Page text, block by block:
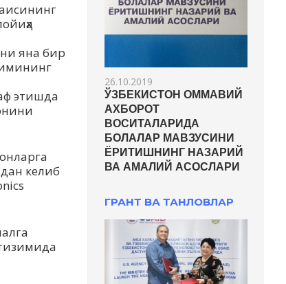
яна бир
этишда
келиб
26.10.2019
ЎЗБЕКИСТОН ОММАВИЙ
АХБОРОТ
ВОСИТАЛАРИДА
БОЛАЛАР МАВЗУСИНИ
ЁРИТИШНИНГ НАЗАРИЙ
ВА АМАЛИЙ АСОСЛАРИ
ГРАНТ ВА ТАНЛОВЛАР